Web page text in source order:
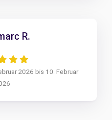
R.
2026 bis 10. Februar